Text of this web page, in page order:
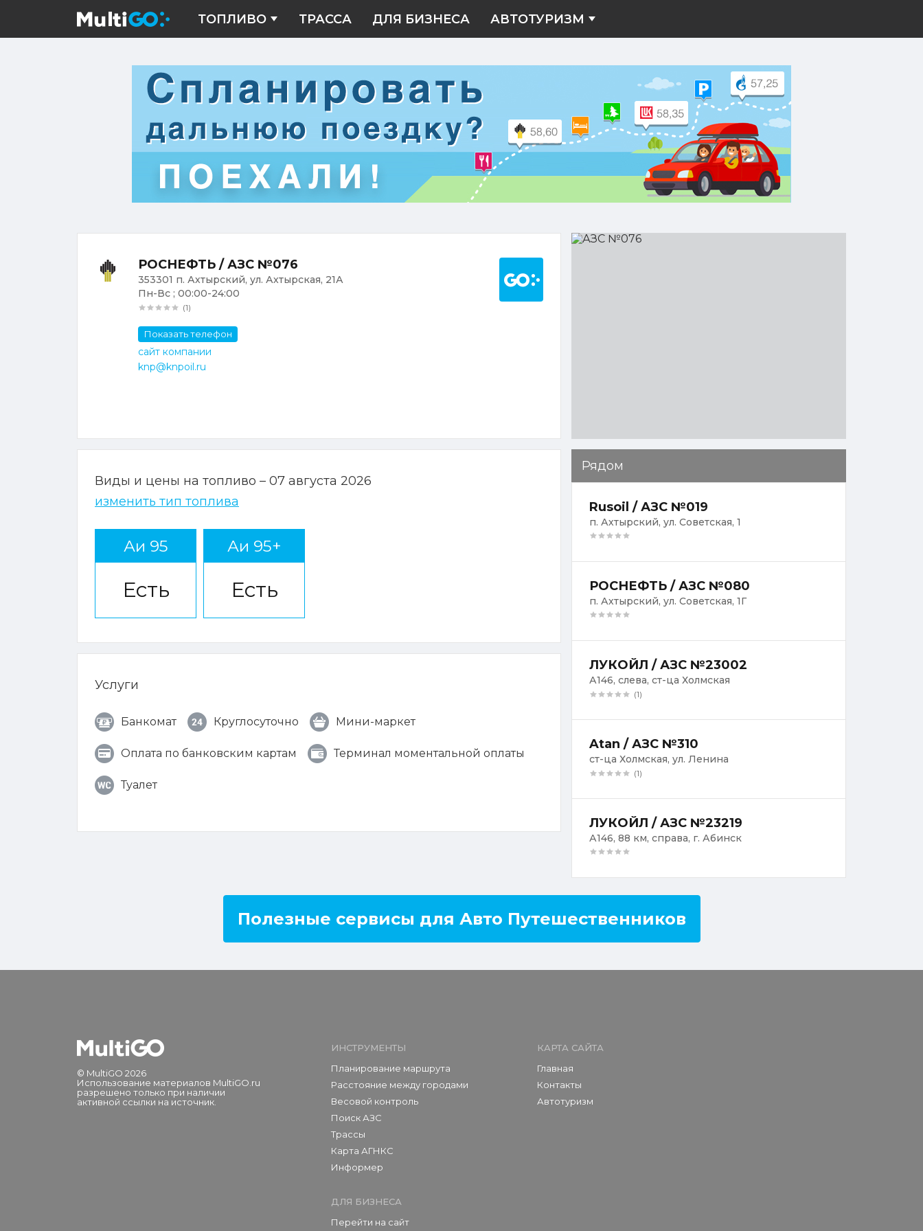
ТОПЛИВО ТРАССА ДЛЯ БИЗНЕСА АВТОТУРИЗМ
РОСНЕФТЬ / АЗС №076
353301 п. Ахтырский, ул. Ахтырская, 21А
Пн-Вс ; 00:00-24:00
(1)
Показать телефон
сайт компании
knp@knpoil.ru
Построить маршрут на Yandex.
АЗС
Виды и цены на топливо – 07 августа 2026
изменить тип топлива
Аи 95
Есть
Аи 95+
Есть
Услуги
Банкомат Круглосуточно Мини-маркет
Оплата по банковским картам Терминал моментальной оплаты
Туалет
Рядом
Rusoil / АЗС №019
п. Ахтырский, ул. Советская, 1
РОСНЕФТЬ / АЗС №080
п. Ахтырский, ул. Советская, 1Г
ЛУКОЙЛ / АЗС №23002
А146, слева, ст-ца Холмская
(1)
Atan / АЗС №310
ст-ца Холмская, ул. Ленина
(1)
ЛУКОЙЛ / АЗС №23219
А146, 88 км, справа, г. Абинск
Полезные сервисы для Авто Путешественников
© MultiGO 2026
Использование материалов MultiGO.ru
разрешено только при наличии
активной ссылки на источник.
ИНСТРУМЕНТЫ
Планирование маршрута
Расстояние между городами
Весовой контроль
Поиск АЗС
Трассы
Карта АГНКС
Информер
ДЛЯ БИЗНЕСА
Перейти на сайт
КАРТА САЙТА
Главная
Контакты
Автотуризм